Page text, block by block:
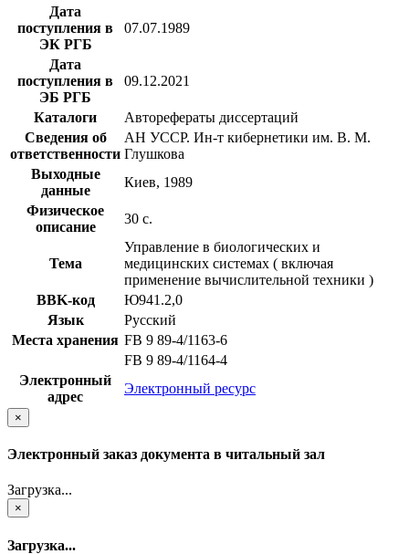
Дата
поступления в
ЭК РГБ
07.07.1989
Дата
поступления в
ЭБ РГБ
09.12.2021
Каталоги
Авторефераты диссертаций
Сведения об
ответственности
АН УССР. Ин-т кибернетики им. В. М.
Глушкова
Выходные
данные
Киев, 1989
Физическое
описание
30 с.
Тема
Управление в биологических и
медицинских системах ( включая
применение вычислительной техники )
BBK-код
Ю941.2,0
Язык
Русский
Места хранения FB 9 89-4/1163-6
FB 9 89-4/1164-4
Электронный
адрес
Электронный ресурс
×
Электронный заказ документа в читальный зал
Загрузка...
×
Загрузка...